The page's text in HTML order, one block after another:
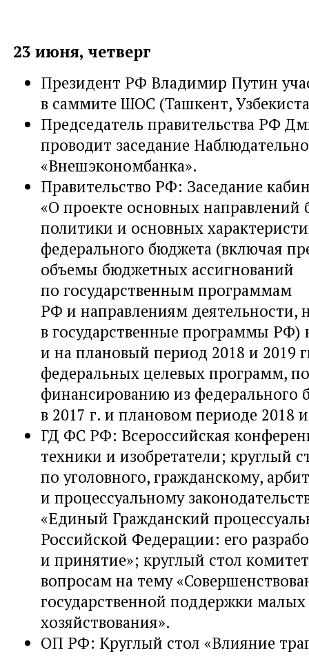
23 июня, четверг
Президент РФ Владимир Путин
в саммите ШОС (Ташкент,
Председатель правительства РФ
проводит заседание
«Внешэкономбанка».
Правительство РФ: Заседание
«О проекте основных
политики и основных
федерального бюджета (включая
объемы бюджетных ассигнований
по государственным программам
РФ и направлениям деятельности,
в государственные программы РФ)
и на плановый период 2018 и 2019
федеральных целевых программ,
финансированию из федерального
в 2017 г. и плановом периоде 2018
ГД ФС РФ: Всероссийская
техники и изобретатели; круглый
по уголовного, гражданскому,
и процессуальному
«Единый Гражданский
Российской Федерации: его
и принятие»; круглый стол
вопросам на тему
государственной поддержки
хозяйствования».
ОП РФ: Круглый стол «Влияние